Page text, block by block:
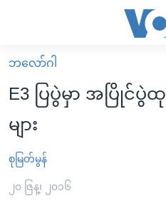
လွယ်ကူ
စေ
Link
များ
ပင်မ
မြန်မာ
ကမ္ဘာ့သတင်းများ
နိုင်ငံတကာ
အမေရိကန်
ဗွီဒီယို
သတင်းလွတ်လပ်ခွင့်
ဘလော်ဂါ
E3 ပြပွဲမှာ အပြိုင်
များ
စုမြတ်မွန်
၂၀ ဇြန္၊ ၂၀၁၆